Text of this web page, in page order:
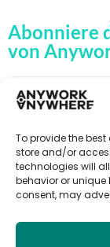
To provide the best
store and/or
technologies will
behavior or unique
consent, may
Abonniere
von